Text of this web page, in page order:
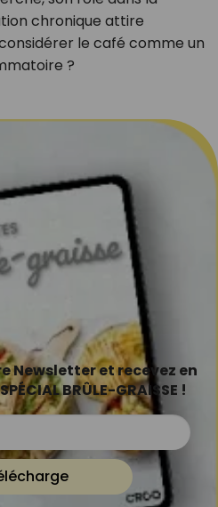
chronique attire
le café comme un
?
Newsletter et recevez en
BRÛLE-GRAISSE !